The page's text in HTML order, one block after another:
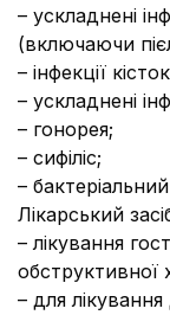
– ускладнені
(включаючи
– інфекції
– ускладнені
– гонорея;
– сифіліс;
–
Лікарський
– лікування
обструктивної
– для